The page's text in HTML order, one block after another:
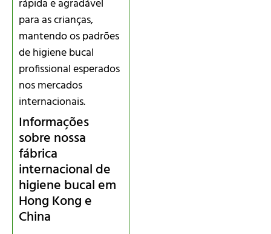
rápida e agradável
para as crianças,
mantendo os padrões
de higiene bucal
profissional esperados
nos mercados
internacionais.
Informações
sobre nossa
fábrica
internacional de
higiene bucal em
Hong Kong e
China